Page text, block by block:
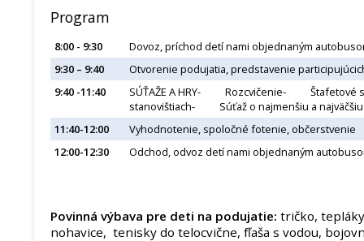
Program
8:00 - 9:30
Dovoz, príchod detí nami objednaným
9:30 – 9:40
Otvorenie podujatia, predstavenie
9:40 -11:40
SÚŤAŽE A HRY- Rozcvičenie-
stanovištiach- Súťaž o najmenšiu a
11:40-12:00
Vyhodnotenie, spoločné fotenie, občerstvenie
12:00-12:30
Odchod, odvoz detí nami objednaným
Povinná výbava pre deti na podujatie: tričko,
nohavice, tenisky do telocvične, fľaša s vodou,